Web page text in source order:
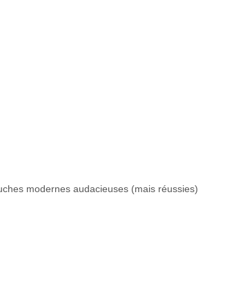
modernes audacieuses (mais réussies)